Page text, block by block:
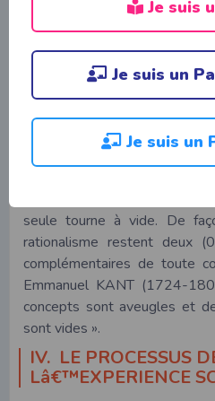
DESCARTES (1596-1650)
crie démontre que nos sens
choses qui tombaient sous le
ou l’attouchement, ou
cependant la même
M diationsm taphysiq
C. Vers une conciliation
seule tourne à vide. De
rationalisme restent deux
complémentaires de toute
Emmanuel KANT (1724-
concepts sont aveugles et
sont vides ».
IV. LE PROCESSUS
Lâ€™EXPERIENCE
Je suis
Je suis un
Je suis un